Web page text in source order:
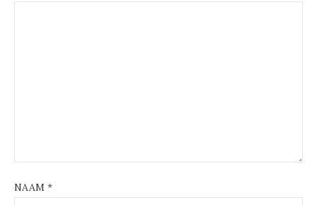
NAAM *